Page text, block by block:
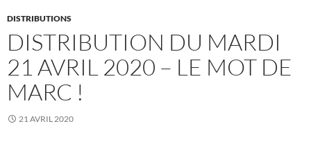
DISTRIBUTIONS
DISTRIBUTION DU MARDI
21 AVRIL 2020 – LE MOT DE
MARC !
21 AVRIL 2020